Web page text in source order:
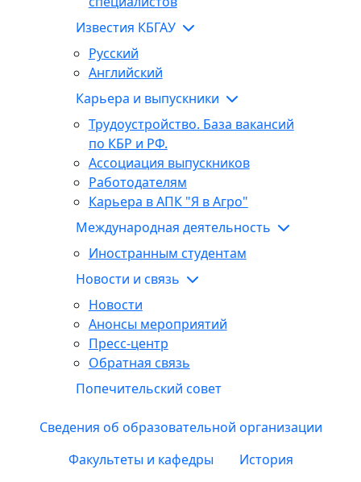
Известия КБГАУ
Русский
Английский
Карьера и выпускники
Трудоустройство. База вакансий
по КБР и РФ.
Ассоциация выпускников
Работодателям
Карьера в АПК "Я в Агро"
Международная деятельность
Иностранным студентам
Новости и связь
Новости
Анонсы мероприятий
Пресс-центр
Обратная связь
Попечительский совет
Сведения об образовательной организации
Факультеты и кафедры
История